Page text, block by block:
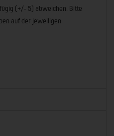
(+/- 5) abweichen. Bitte
auf der jeweiligen